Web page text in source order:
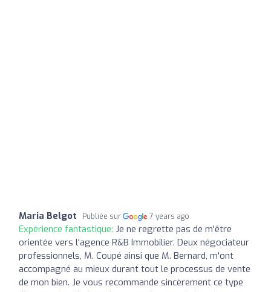
Maria Belgot Publiée sur 7 years ago
Expérience fantastique: Je ne regrette pas de m'être
orientée vers l'agence R&B Immobilier. Deux négociateur
professionnels, M. Coupé ainsi que M. Bernard, m'ont
accompagné au mieux durant tout le processus de vente
de mon bien. Je vous recommande sincèrement ce type